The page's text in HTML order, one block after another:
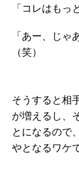
「コレはもっ
「あー、じ
（笑）
そうすると相
が増えるし、
とになるので
やとなるワケ